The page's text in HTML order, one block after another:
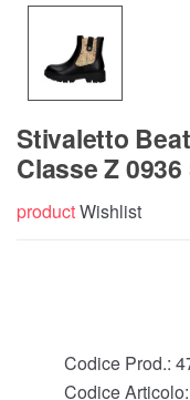
Stivaletto
Classe Z
productWishlist
Codice Prod.:
Codice Articolo: